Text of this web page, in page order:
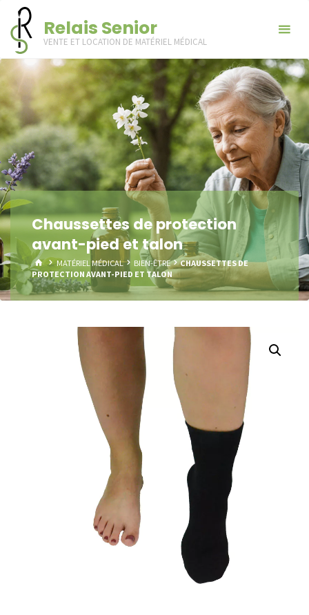
content
Relais Senior
VENTE ET LOCATION DE MATÉRIEL MÉDICAL
Chaussettes de protection
avant-pied et talon
HOMEMATÉRIEL MÉDICAL BIEN-ÊTRE
CHAUSSETTES DE
PROTECTION AVANT-PIED ET TALON